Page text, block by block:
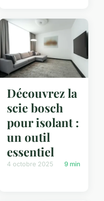
Découvrez la
scie bosch
pour isolant :
un outil
essentiel
4 octobre 2025 9 min